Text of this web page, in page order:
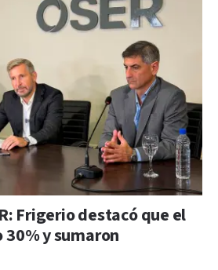
Frigerio destacó que el
y sumaron